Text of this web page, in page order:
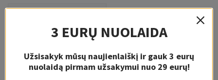
3 EURŲ NUOLAIDA
Užsisakyk mūsų naujienlaiškį ir gauk 3 eurų
nuolaidą pirmam užsakymui nuo 29 eurų!